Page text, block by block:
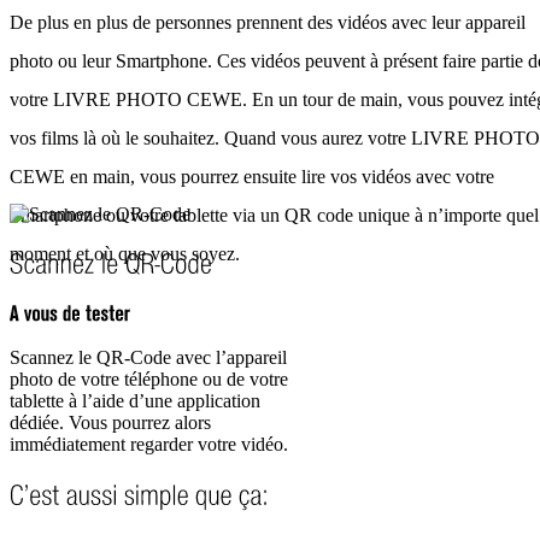
De plus en plus de personnes prennent des vidéos avec leur appareil
photo ou leur Smartphone. Ces vidéos peuvent à présent faire partie
votre LIVRE PHOTO CEWE. En un tour de main, vous pouvez
vos films là où le souhaitez. Quand vous aurez votre LIVRE PHOTO
CEWE en main, vous pourrez ensuite lire vos vidéos avec votre
Smartphone ou votre tablette via un QR code unique à n’importe quel
moment et où que vous soyez.
Scannez le QR-Code avec l’appareil
photo de votre téléphone ou de votre
tablette à l’aide d’une application
dédiée. Vous pourrez alors
immédiatement regarder votre vidéo.